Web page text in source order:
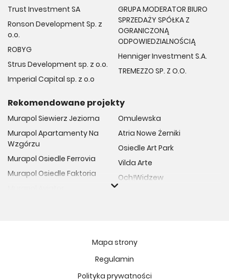
Trust Investment SA
Ronson Development Sp. z
o.o.
ROBYG
Strus Development sp. z o.o.
Imperial Capital sp. z o.o
GRUPA MODERATOR BIURO
SPRZEDAŻY SPÓŁKA Z
OGRANICZONĄ
ODPOWIEDZIALNOŚCIĄ
Henniger Investment S.A.
TREMEZZO SP. Z O.O.
Rekomendowane projekty
Murapol Siewierz Jeziorna
Murapol Apartamenty Na
Wzgórzu
Murapol Osiedle Ferrovia
Murapol Osiedle Faktoria
Murapol Osiedle Szafirove
Omulewska
Atria Nowe Żerniki
Osiedle Art Park
Vilda Arte
Och!Widzew
Mapa strony
Regulamin
Polityka prywatności